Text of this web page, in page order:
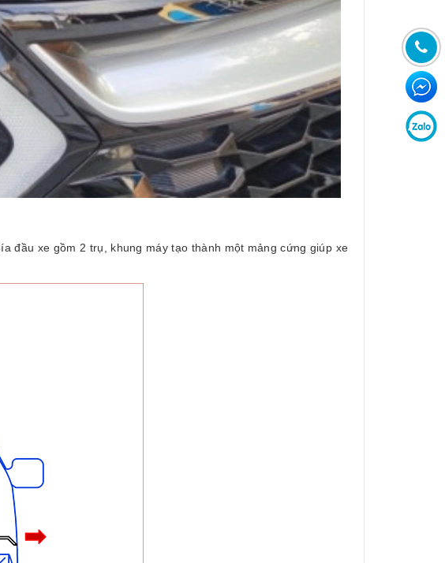
đầu xe gồm 2 trụ, khung máy tạo thành một mảng cứng giúp xe